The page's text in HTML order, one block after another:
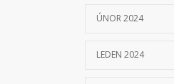
ÚNOR 2024
LEDEN 2024